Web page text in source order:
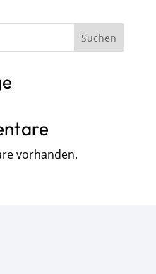
Suchen
vorhanden.